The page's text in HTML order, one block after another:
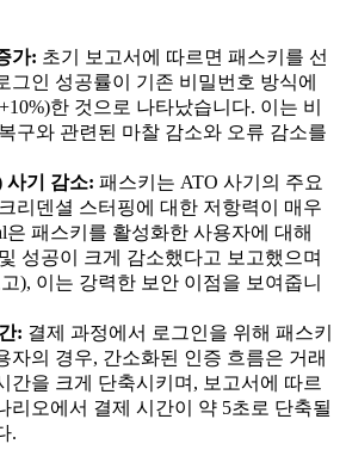
가: 초기 보고서에 따르면 패스키를 선
그인 성공률이 기존 비밀번호 방식에
한 것으로 나타났습니다. 이는 비
구와 관련된 마찰 감소와 오류 감소를
사기 감소: 패스키는 ATO 사기의 주요
리덴셜 스터핑에 대한 저항력이 매우
은 패스키를 활성화한 사용자에 대해
성공이 크게 감소했다고 보고했으며
), 이는 강력한 보안 이점을 보여줍니
: 결제 과정에서 로그인을 위해 패스키
자의 경우, 간소화된 인증 흐름은 거래
간을 크게 단축시키며, 보고서에 따르
리오에서 결제 시간이 약 5초로 단축될
.